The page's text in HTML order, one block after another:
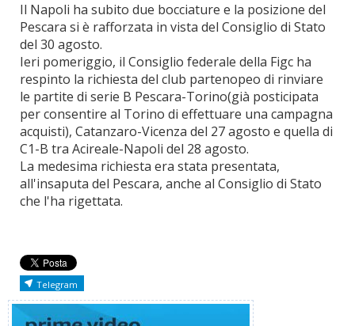
Il Napoli ha subito due bocciature e la posizione del
Pescara si è rafforzata in vista del Consiglio di Stato
del 30 agosto.
Ieri pomeriggio, il Consiglio federale della Figc ha
respinto la richiesta del club partenopeo di rinviare
le partite di serie B Pescara-Torino(già posticipata
per consentire al Torino di effettuare una campagna
acquisti), Catanzaro-Vicenza del 27 agosto e quella di
C1-B tra Acireale-Napoli del 28 agosto.
La medesima richiesta era stata presentata,
all'insaputa del Pescara, anche al Consiglio di Stato
che l'ha rigettata.
Telegram